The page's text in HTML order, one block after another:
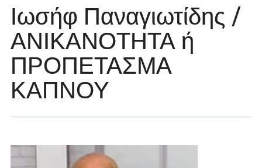
Ιωσήφ Παναγιωτίδης /
ΑΝΙΚΑΝΟΤΗΤΑ ή
ΠΡΟΠΕΤΑΣΜΑ
ΚΑΠΝΟΥ